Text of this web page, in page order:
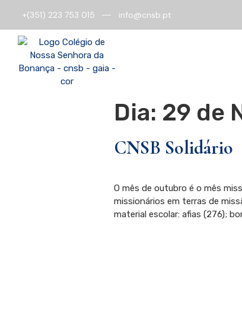
+(351) 223 753 015 info@cnsb.pt
Dia: 29 de
CNSB Solidário
O mês de outubro é o mês
missionários em terras de
material escolar: afias (276);